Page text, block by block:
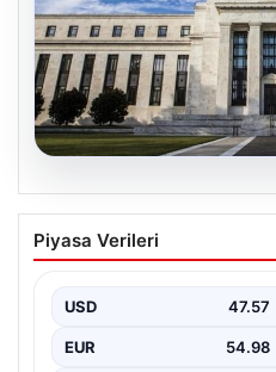
04.08.2026
FED Nisan Ayı Faiz
Saat Kaçta? Güncel
ABD Merkez Bankası (FED)
Piyasa Verileri
USD 47.57
EUR 54.98